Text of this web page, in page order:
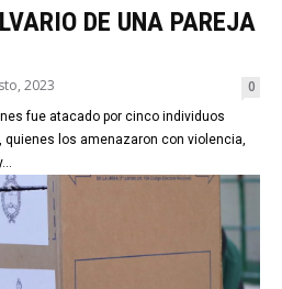
DE UNA PAREJA
2023 0
fue atacado por cinco individuos
los amenazaron con violencia,